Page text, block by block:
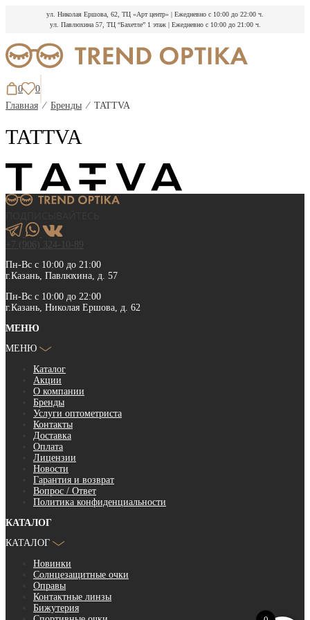
ул. Николая Ершова, 62, ТЦ «Арт центр» | Ежедневно с 10:00 до 22:00 ч.
ул. Павлюхина 57, ТЦ “Бахетле” 1 этаж | Ежедневно с 10:00 до 21:00 ч.
к
содержимому
0
0
Главная ⁄ Бренды ⁄ TATTVA
TATTVA
+7 (906) 324-10-89
Пн-Вс с 10:00 до 21:00
г.Казань, Павлюхина, д. 57
Пн-Вс с 10:00 до 22:00
г.Казань, Николая Ершова, д. 62
МЕНЮ
МЕНЮ
Каталог
Акции
О компании
Бренды
Услуги оптометриста
Контакты
Доставка
Оплата
Лицензии
Новости
Гарантия и возврат
Вопрос / Ответ
Политика конфиденциальности
КАТАЛОГ
КАТАЛОГ
Новинки
Солнцезащитные очки
Оправы
Контактные линзы
Бижутерия